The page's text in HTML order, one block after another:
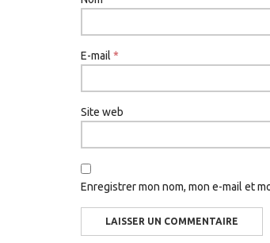
E-mail *
Site web
Enregistrer mon nom, mon e-mail et